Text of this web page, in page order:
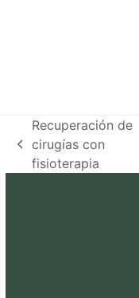
previous
post:
Recuperación de
cirugías con
fisioterapia